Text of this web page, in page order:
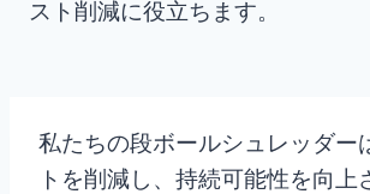
スト削減に役立ちます。
私たちの段ボールシュレッダー
トを削減し、持続可能性を向上